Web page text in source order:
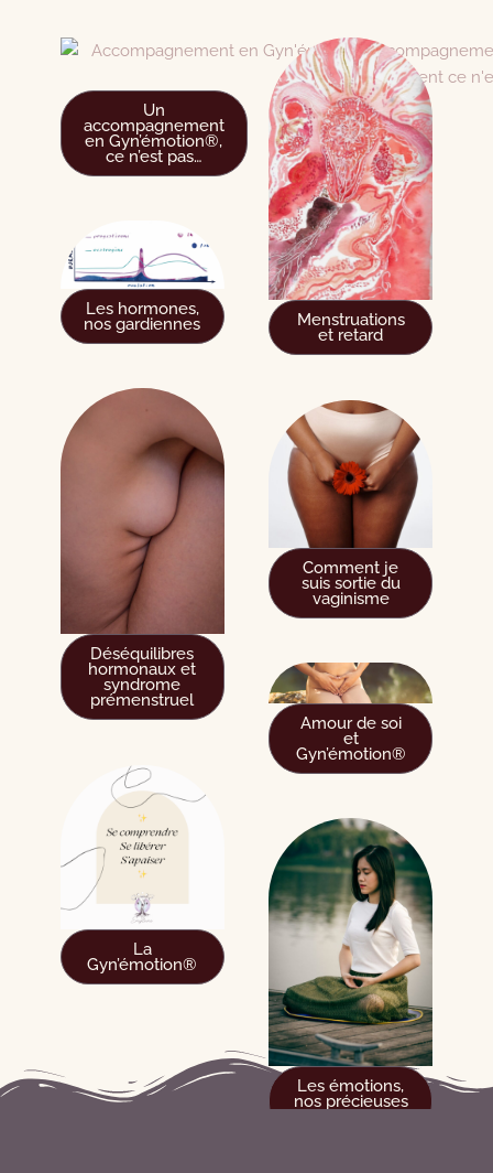
Un
accompagnement
en Gyn’émotion®,
ce n’est pas…
Menstruations
et retard
Les hormones,
nos gardiennes
Déséquilibres
hormonaux et
syndrome
prémenstruel
Comment je
suis sortie du
vaginisme
Amour de soi
et
Gyn’émotion®
La
Gyn’émotion®
Les émotions,
nos précieuses